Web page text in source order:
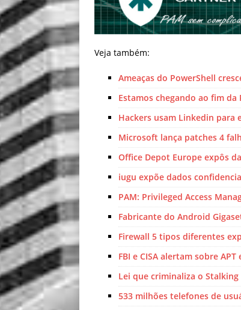
Veja também:
Ameaças do PowerShell
Estamos chegando ao fim da
Hackers usam Linkedin para
Microsoft lança patches 4
Office Depot Europe expôs
iugu expõe dados
PAM: Privileged Access
Fabricante do Android
Firewall 5 tipos diferentes
FBI e CISA alertam sobre
Lei que criminaliza o
533 milhões telefones de